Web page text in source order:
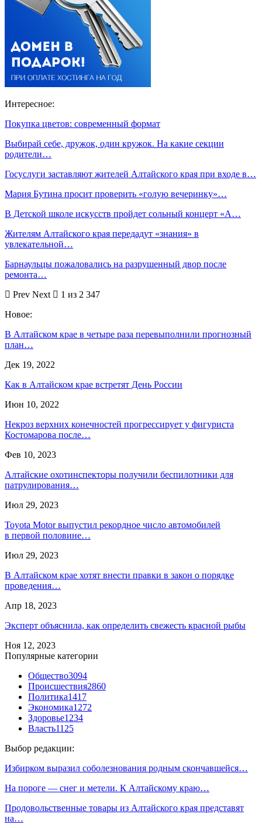
Интересное:
Покупка цветов: современный формат
Выбирай себе, дружок, один кружок. На какие секции
родители…
Госуслуги заставляют жителей Алтайского края при входе в…
Мария Бутина просит проверить «голую вечеринку»…
В Детской школе искусств пройдет сольный концерт «А…
Жителям Алтайского края передадут «знания» в
увлекательной…
Барнаульцы пожаловались на разрушенный двор после
ремонта…
Prev Next
1 из 2 347
Новое:
В Алтайском крае в четыре раза перевыполнили прогнозный
план…
Дек 19, 2022
Как в Алтайском крае встретят День России
Июн 10, 2022
Некроз верхних конечностей прогрессирует у фигуриста
Костомарова после…
Фев 10, 2023
Алтайские охотинспекторы получили беспилотники для
патрулирования…
Июл 29, 2023
Toyota Motor выпустил рекордное число автомобилей
в первой половине…
Июл 29, 2023
В Алтайском крае хотят внести правки в закон о порядке
проведения…
Апр 18, 2023
Эксперт объяснила, как определить свежесть красной рыбы
Ноя 12, 2023
Популярные категории
Общество3094
Происшествия2860
Политика1417
Экономика1272
Здоровье1234
Власть1125
Выбор редакции:
Избирком выразил соболезнования родным скончавшейся…
На пороге — снег и метели. К Алтайскому краю…
Продовольственные товары из Алтайского края представят
на…